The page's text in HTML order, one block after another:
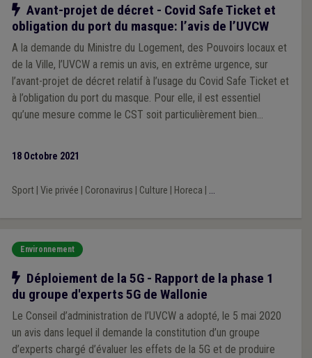
Notre action
Avant-projet de décret - Covid Safe Ticket et
obligation du port du masque: l’avis de l’UVCW
A la demande du Ministre du Logement, des Pouvoirs locaux et
de la Ville, l’UVCW a remis un avis, en extrême urgence, sur
l’avant-projet de décret relatif à l’usage du Covid Safe Ticket et
à l’obligation du port du masque. Pour elle, il est essentiel
qu’une mesure comme le CST soit particulièrement bien
18 Octobre 2021
Sport| Vie privée Coronavirus Culture Horeca ...
Environnement
Notre action
Déploiement de la 5G - Rapport de la phase 1
du groupe d'experts 5G de Wallonie
Le Conseil d’administration de l’UVCW a adopté, le 5 mai 2020
un avis dans lequel il demande la constitution d’un groupe
d’experts chargé d’évaluer les effets de la 5G et de produire